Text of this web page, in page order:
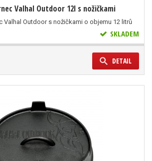
Valhal Outdoor 12l s nožičkami
Valhal Outdoor s nožičkami o objemu 12 litrů
SKLADEM
DETAIL